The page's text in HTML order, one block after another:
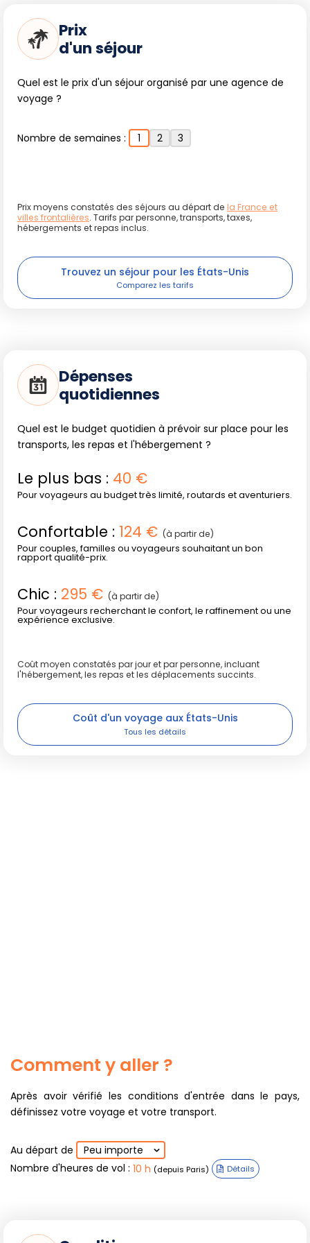
montagne, traditions amérindiennes, villages colorés,
randonnée et plaisirs de la table. Un voyage qui allie grands
paysages et ambiances intimistes, garantissant des
Prix
d'un séjour
Quel est le prix d'un séjour organisé par une agence de
voyage ?
Nombre de semaines : 1 2 3
Prix moyens constatés des séjours au départ de la France et
villes frontalières. Tarifs par personne, transports, taxes,
hébergements et repas inclus.
Trouvez un séjour pour les États-Unis
Dépenses
quotidiennes
Quel est le budget quotidien à prévoir sur place pour les
transports, les repas et l'hébergement ?
Le plus bas : 40 €
Pour voyageurs au budget très limité, routards et aventuriers.
Confortable : 124 € (à partir de)
Pour couples, familles ou voyageurs souhaitant un bon
rapport qualité-prix.
Chic : 295 € (à partir de)
Pour voyageurs recherchant le confort, le raffinement ou une
expérience exclusive.
Coût moyen constatés par jour et par personne, incluant
l'hébergement, les repas et les déplacements succints.
Coût d'un voyage aux États-Unis
Comment y aller ?
Après avoir vérifié les conditions d'entrée dans le pays,
définissez votre voyage et votre transport.
Au départ de
Peu importe
Nombre d'heures de vol : 10 h (depuis Paris) Détails